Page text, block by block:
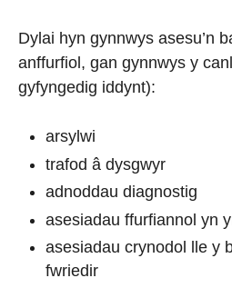
Dylai hyn gynnwys asesu’n
anffurfiol, gan gynnwys y
gyfyngedig iddynt):
arsylwi
trafod â dysgwyr
adnoddau diagnostig
asesiadau ffurfiannol yn
asesiadau crynodol lle y
fwriedir